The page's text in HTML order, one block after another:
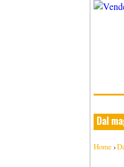
Dal
Home ›